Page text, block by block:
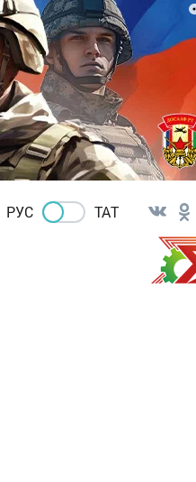
РУС ТАТ